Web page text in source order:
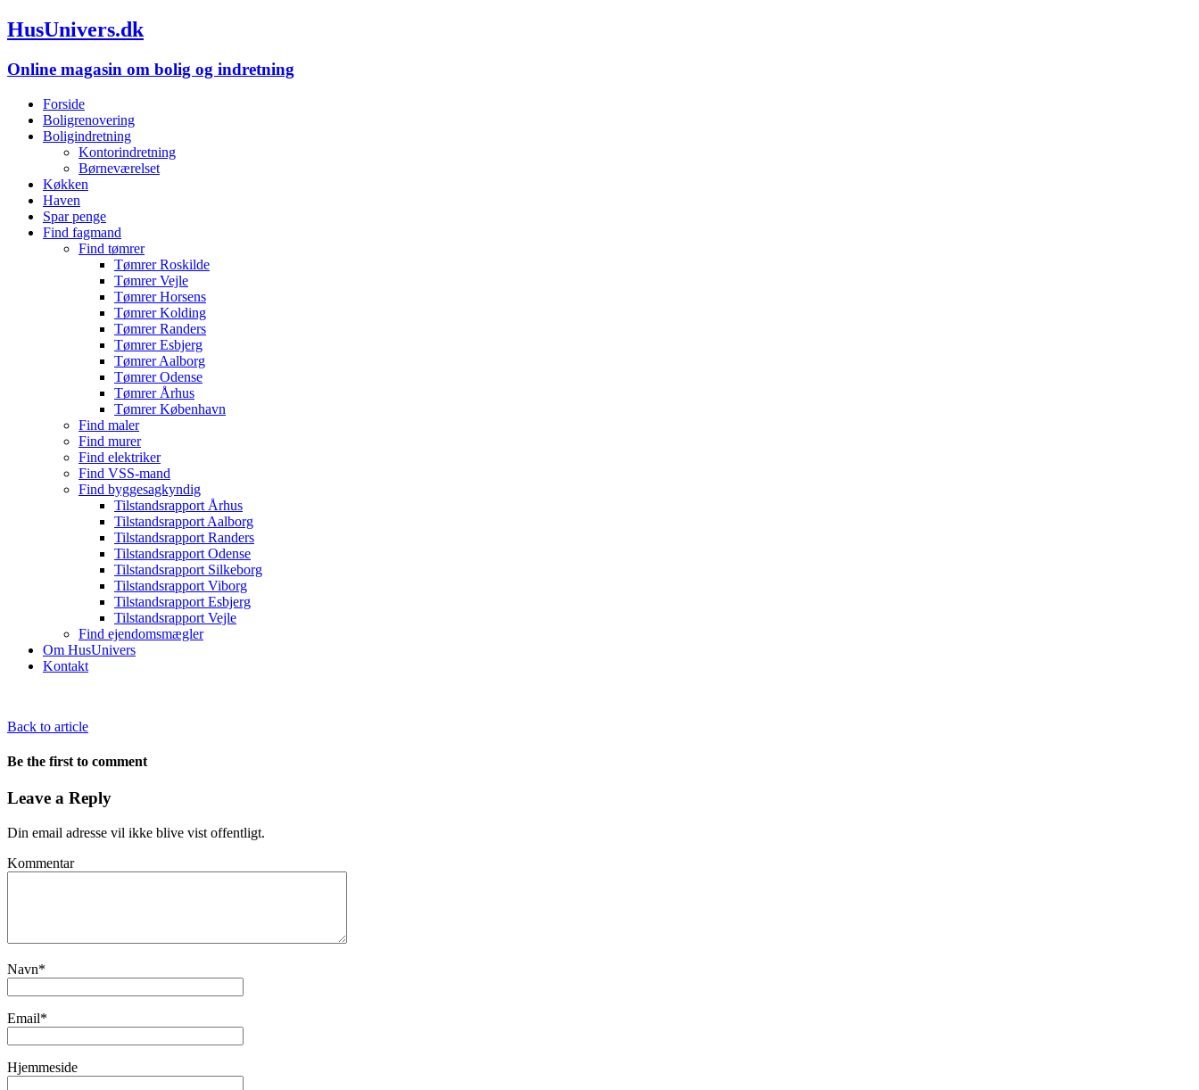
HusUnivers.dk
Online magasin om bolig og indretning
Forside
Boligrenovering
Boligindretning
Kontorindretning
Børneværelset
Køkken
Haven
Spar penge
Find fagmand
Find tømrer
Tømrer Roskilde
Tømrer Vejle
Tømrer Horsens
Tømrer Kolding
Tømrer Randers
Tømrer Esbjerg
Tømrer Aalborg
Tømrer Odense
Tømrer Århus
Tømrer København
Find maler
Find murer
Find elektriker
Find VSS-mand
Find byggesagkyndig
Tilstandsrapport Århus
Tilstandsrapport Aalborg
Tilstandsrapport Randers
Tilstandsrapport Odense
Tilstandsrapport Silkeborg
Tilstandsrapport Viborg
Tilstandsrapport Esbjerg
Tilstandsrapport Vejle
Find ejendomsmægler
Om HusUnivers
Kontakt
Back to article
Be the first to comment
Leave a Reply
Din email adresse vil ikke blive vist offentligt.
Kommentar
Navn*
Email*
Hjemmeside